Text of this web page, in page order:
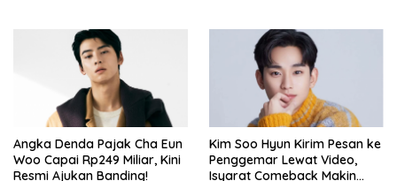
Angka Denda Pajak Cha Eun
Woo Capai Rp249 Miliar, Kini
Resmi Ajukan Banding!
Kim Soo Hyun Kirim Pesan ke
Penggemar Lewat Video,
Isyarat Comeback Makin